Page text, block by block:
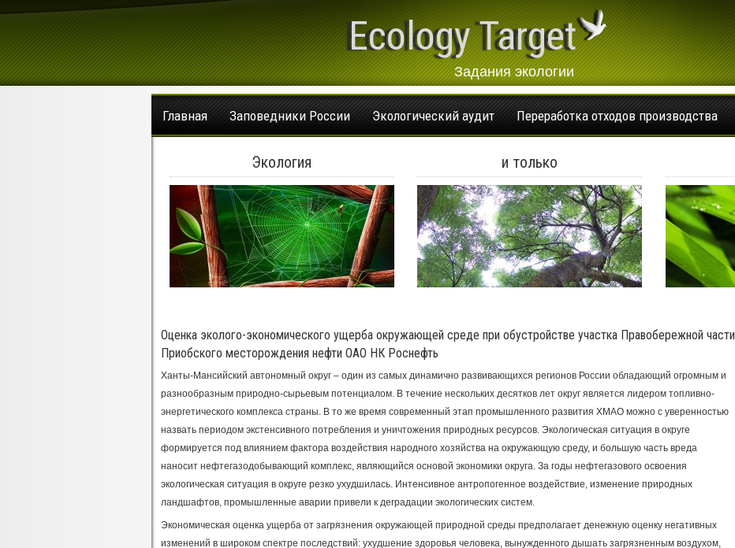
Ecology Target
Задания экологии
Главная Заповедники России Экологический аудит Переработка отходов производства
Экология и только
Оценка эколого-экономического ущерба окружающей среде при обустройстве участка Правобережной части
Приобского месторождения нефти ОАО НК Роснефть
Ханты-Мансийский автономный округ – один из самых динамично развивающихся регионов России обладающий огромным и
разнообразным природно-сырьевым потенциалом. В течение нескольких десятков лет округ является лидером топливно-
энергетического комплекса страны. В то же время современный этап промышленного развития ХМАО можно с уверенностью
назвать периодом экстенсивного потребления и уничтожения природных ресурсов. Экологическая ситуация в округе
формируется под влиянием фактора воздействия народного хозяйства на окружающую среду, и большую часть вреда
наносит нефтегазодобывающий комплекс, являющийся основой экономики округа. За годы нефтегазового освоения
экологическая ситуация в округе резко ухудшилась. Интенсивное антропогенное воздействие, изменение природных
ландшафтов, промышленные аварии привели к деградации экологических систем.
Экономическая оценка ущерба от загрязнения окружающей природной среды предполагает денежную оценку негативных
изменений в широком спектре последствий: ухудшение здоровья человека, вынужденного дышать загрязненным воздухом,